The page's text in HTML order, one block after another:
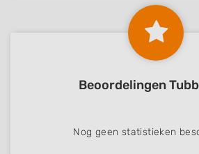
Beoordelingen
Nog geen statistieken